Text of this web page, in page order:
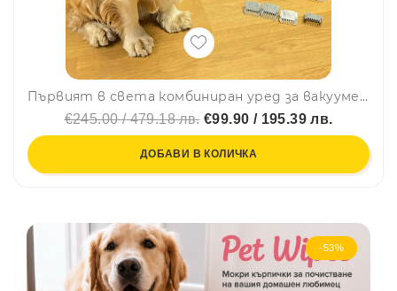
Първият в света комбиниран уред за вакуумен груминг и за сушене на домашни любимци: PET HAIR CARE: Уред 5в1 за домашни любимци - сешоар, прахосмукачка, груминг машинка за подстригване и др.
€245.00 / 479.18 лв.€99.90 / 195.39 лв.
ДОБАВИ В КОЛИЧКА
-53%